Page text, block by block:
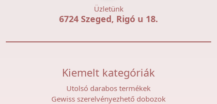
Üzletünk
6724 Szeged, Rigó u 18.
Kiemelt kategóriák
Utolsó darabos termékek
Gewiss szerelvényezhető dobozok